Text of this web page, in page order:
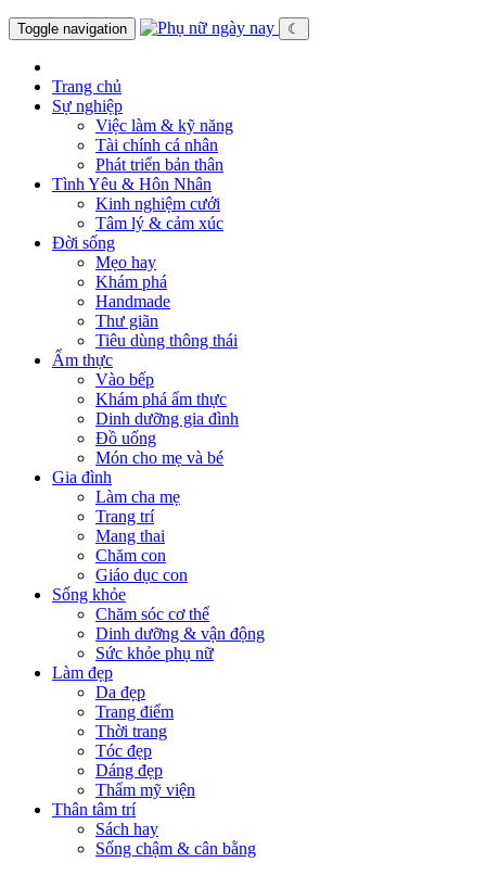
Toggle navigation ☾
Trang chủ
Sự nghiệp
Việc làm & kỹ năng
Tài chính cá nhân
Phát triển bản thân
Tình Yêu & Hôn Nhân
Kinh nghiệm cưới
Tâm lý & cảm xúc
Đời sống
Mẹo hay
Khám phá
Handmade
Thư giãn
Tiêu dùng thông thái
Ẩm thực
Vào bếp
Khám phá ẩm thực
Dinh dưỡng gia đình
Đồ uống
Món cho mẹ và bé
Gia đình
Làm cha mẹ
Trang trí
Mang thai
Chăm con
Giáo dục con
Sống khỏe
Chăm sóc cơ thể
Dinh dưỡng & vận động
Sức khỏe phụ nữ
Làm đẹp
Da đẹp
Trang điểm
Thời trang
Tóc đẹp
Dáng đẹp
Thẩm mỹ viện
Thân tâm trí
Sách hay
Sống chậm & cân bằng